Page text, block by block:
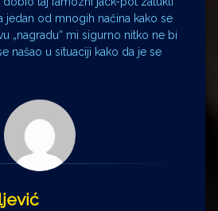
jedan od mnogih načina kako se
„nagradu“ mi sigurno nitko ne bi
našao u situaciji kako da je se